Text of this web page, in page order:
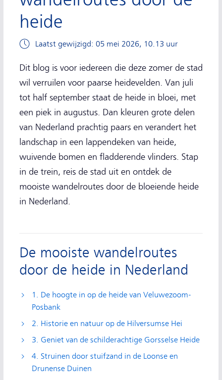
heide
Laatst gewijzigd: 05 mei 2026, 10.13 uur
Dit blog is voor iedereen die deze zomer de stad
wil verruilen voor paarse heidevelden. Van juli
tot half september staat de heide in bloei, met
een piek in augustus. Dan kleuren grote delen
van Nederland prachtig paars en verandert het
landschap in een lappendeken van heide,
wuivende bomen en fladderende vlinders. Stap
in de trein, reis de stad uit en ontdek de
mooiste wandelroutes door de bloeiende heide
in Nederland.
De mooiste wandelroutes
door de heide in Nederland
1. De hoogte in op de heide van Veluwezoom-
Posbank
2. Historie en natuur op de Hilversumse Hei
3. Geniet van de schilderachtige Gorsselse Heide
4. Struinen door stuifzand in de Loonse en
Drunense Duinen